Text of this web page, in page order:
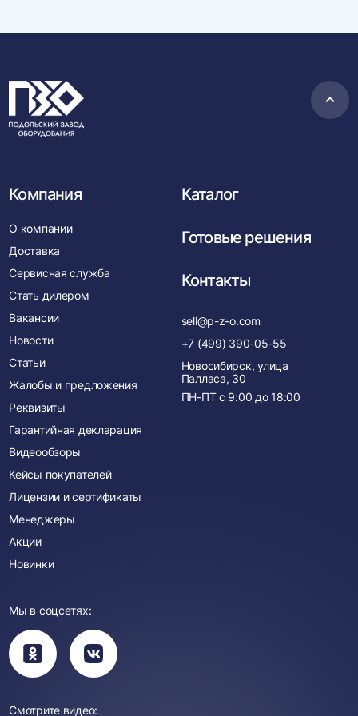
в
Компания
О компании
Доставка
Сервисная служба
Стать дилером
Вакансии
Новости
Статьи
Жалобы и предложения
Реквизиты
Гарантийная декларация
Видеообзоры
Кейсы покупателей
Лицензии и сертификаты
Менеджеры
Акции
Новинки
Каталог
Готовые решения
Контакты
sell@p-z-o.com
+7 (499) 390-05-55
Новосибирск, улица
Палласа, 30
ПН-ПТ с 9:00 до 18:00
Мы в соцсетях:
Вы
перейдете
в
группу
Вы
перейдете
в
группу
Смотрите видео: